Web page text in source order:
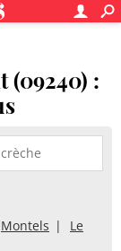
(09240) :
Montels
Le